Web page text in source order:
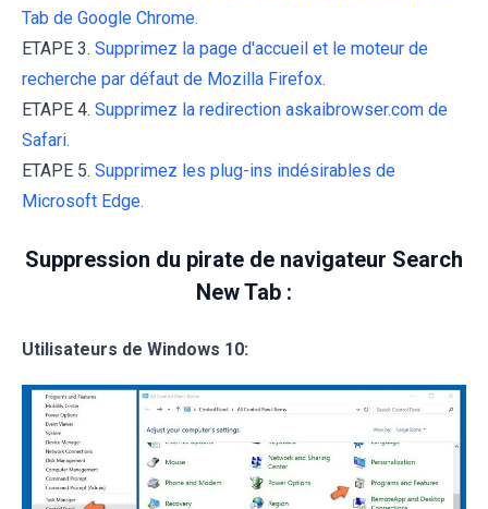
Tab de Google Chrome.
ETAPE 3. Supprimez la page d'accueil et le moteur de
recherche par défaut de Mozilla Firefox.
ETAPE 4. Supprimez la redirection askaibrowser.com de
Safari.
ETAPE 5. Supprimez les plug-ins indésirables de
Microsoft Edge.
Suppression du pirate de navigateur Search
New Tab :
Utilisateurs de Windows 10: